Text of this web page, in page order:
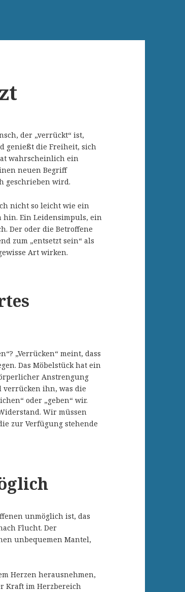
der „verrückt“ ist,
genießt die Freiheit, sich
wahrscheinlich ein
neuen Begriff
geschrieben wird.
nicht so leicht wie ein
hin. Ein Leidensimpuls, ein
Der oder die Betroffene
zum „entsetzt sein“ als
Art wirken.
„Verrücken“ meint, dass
Das Möbelstück hat ein
Anstrengung
verrücken ihn, was die
oder „geben“ wir.
Wir müssen
zur Verfügung stehende
unmöglich ist, das
Flucht. Der
unbequemen Mantel,
Herzen herausnehmen,
Kraft im Herzbereich